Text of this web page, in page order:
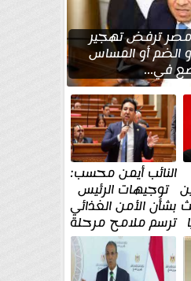
مصر ترفض تهجير
الضم أو المساس
في...
النائب أيمن محسب:
توجيهات الرئيس
بشأن الأمن الغذائي
ترسم ملامح مرحلة
جديدة